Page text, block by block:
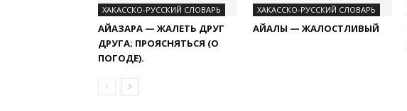
ХАКАССКО-РУССКИЙ СЛОВАРЬ
АЙАЗАРҒА — ЖАЛЕТЬ ДРУГ
ДРУГА; ПРОЯСНЯТЬСЯ (О
ПОГОДЕ).
ХАКАССКО-РУССКИЙ СЛОВАРЬ
АЙАҒЛЫҒ — ЖАЛОСТЛИВЫЙ